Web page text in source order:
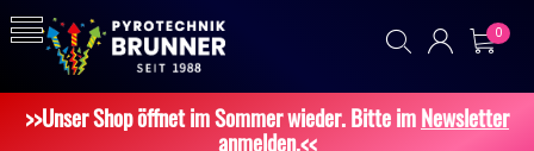
0
>>Unser Shop öffnet im Sommer wieder. Bitte imNewsletter
anmelden.<<